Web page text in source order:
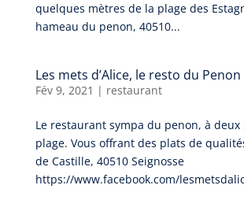
quelques mètres de la plage des
hameau du penon, 40510...
Les mets d’Alice, le resto du Penon
Fév 9, 2021 | restaurant
Le restaurant sympa du penon, à deux
plage. Vous offrant des plats de
de Castille, 40510 Seignosse
https://www.facebook.com/